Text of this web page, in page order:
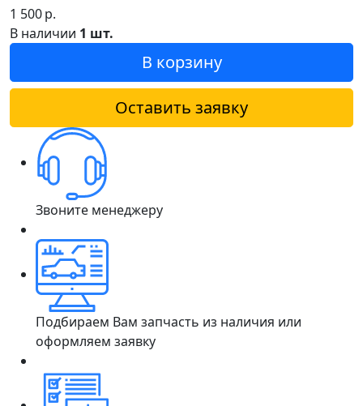
1 500р.
В наличии 1 шт.
В корзину
Оставить заявку
Звоните менеджеру
Подбираем Вам запчасть из наличия или
оформляем заявку